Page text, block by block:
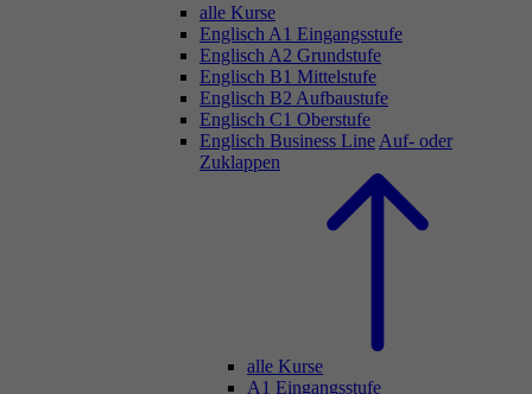
alle Kurse
Englisch A1 Eingangsstufe
Englisch A2 Grundstufe
Englisch B1 Mittelstufe
Englisch B2 Aufbaustufe
Englisch C1 Oberstufe
Englisch Business Line Auf- oder
Zuklappen
alle Kurse
A1 Eingangsstufe